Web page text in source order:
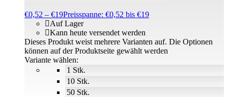
€0,52 – €19Preisspanne: €0,52 bis €19
1 Stk.
10 Stk.
50 Stk.
Auf Lager
Kann heute versendet werden
Variante wählen:
Dieses Produkt weist mehrere Varianten auf. Die Optionen
können auf der Produktseite gewählt werden